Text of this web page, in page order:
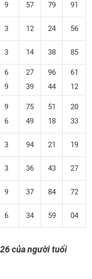
9 57 79 91
3 12 24 56
3 14 38 85
6
9
27
39
96
44
61
12
9
6
75
49
51
18
20
33
3 94 21 19
3 36 43 27
9 37 84 72
6 34 59 04
của người tuổi